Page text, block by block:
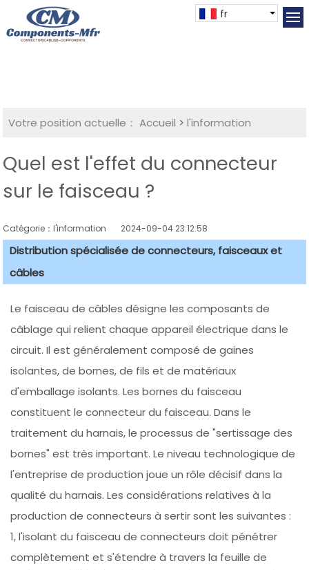
fr
Votre position actuelle： Accueil >l'information
Quel est l'effet du connecteur
sur le faisceau ?
Catégorie：l'information 2024-09-04 23:12:58
Distribution spécialisée de connecteurs, faisceaux et
câbles
Le faisceau de câbles désigne les composants de
câblage qui relient chaque appareil électrique dans le
circuit. Il est généralement composé de gaines
isolantes, de bornes, de fils et de matériaux
d'emballage isolants. Les bornes du faisceau
constituent le connecteur du faisceau. Dans le
traitement du harnais, le processus de "sertissage des
bornes" est très important. Le niveau technologique de
l'entreprise de production joue un rôle décisif dans la
qualité du harnais. Les considérations relatives à la
production de connecteurs à sertir sont les suivantes :
1, l'isolant du faisceau de connecteurs doit pénétrer
complètement et s'étendre à travers la feuille de